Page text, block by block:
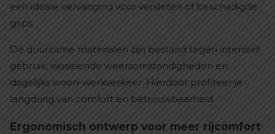
een ideale vervanging voor versleten of beschadigde
grips.
De duurzame materialen zijn bestand tegen intensief
gebruik, wisselende weersomstandigheden en
dagelijks woon-werkverkeer. Hierdoor profiteer je
langdurig van comfort en betrouwbaarheid.
Ergonomisch ontwerp voor meer rijcomfort